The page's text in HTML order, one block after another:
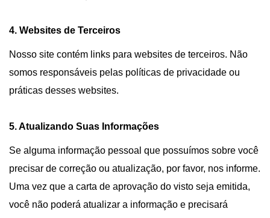
4. Websites de Terceiros
Nosso site contém links para websites de terceiros. Não
somos responsáveis pelas políticas de privacidade ou
práticas desses websites.
5. Atualizando Suas Informações
Se alguma informação pessoal que possuímos sobre você
precisar de correção ou atualização, por favor, nos informe.
Uma vez que a carta de aprovação do visto seja emitida,
você não poderá atualizar a informação e precisará